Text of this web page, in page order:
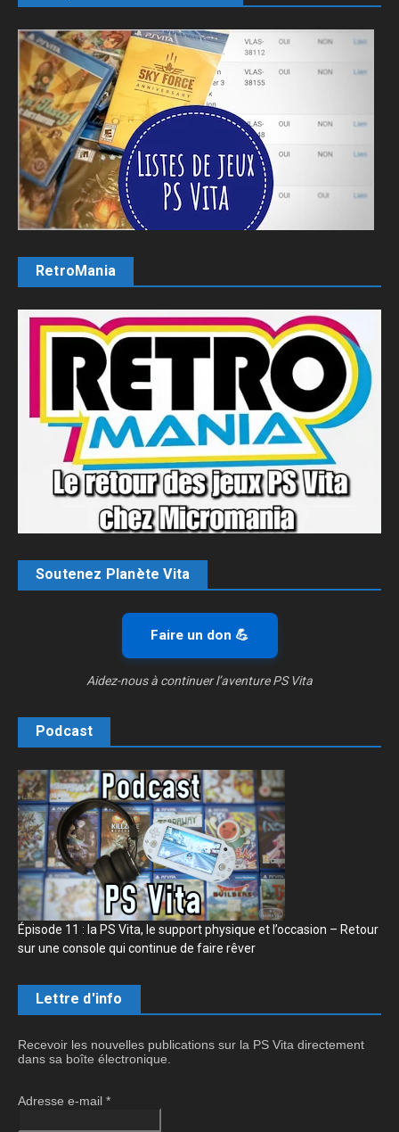
RetroMania
Soutenez Planète Vita
Faire un don 💪
Aidez-nous à continuer l’aventure PS Vita
Podcast
Épisode 11 : la PS Vita, le support physique et l’occasion – Retour
sur une console qui continue de faire rêver
Lettre d'info
Recevoir les nouvelles publications sur la PS Vita directement
dans sa boîte électronique.
Adresse e-mail *